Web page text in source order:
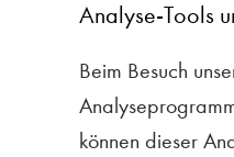
Analyse-Tools
Beim Besuch
können dieser